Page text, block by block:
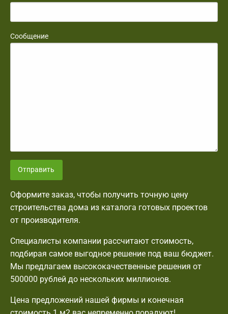
Сообщение
Отправить
Оформите заказ, чтобы получить точную цену
строительства дома из каталога готовых проектов
от производителя.
Специалисты компании рассчитают стоимость,
подбирая самое выгодное решение под ваш бюджет.
Мы предлагаем высококачественные решения от
500000 рублей до нескольких миллионов.
Цена предложений нашей фирмы и конечная